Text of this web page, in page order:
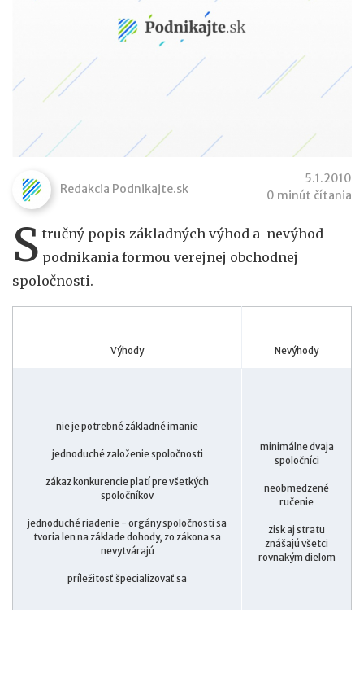
Redakcia Podnikajte.sk
5.1.2010
0 minút čítania
S tručný popis základných výhod a nevýhod
podnikania formou verejnej obchodnej
spoločnosti.
nie je potrebné základné imanie
jednoduché založenie spoločnosti
zákaz konkurencie platí pre všetkých
spoločníkov
jednoduché riadenie - orgány spoločnosti sa
tvoria len na základe dohody, zo zákona sa
nevytvárajú
príležitosť špecializovať sa
minimálne dvaja
spoločníci
neobmedzené
ručenie
zisk aj stratu
znášajú všetci
rovnakým dielom